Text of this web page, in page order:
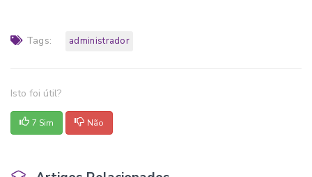
Tags: administrador
Isto foi útil?
7 Sim Não